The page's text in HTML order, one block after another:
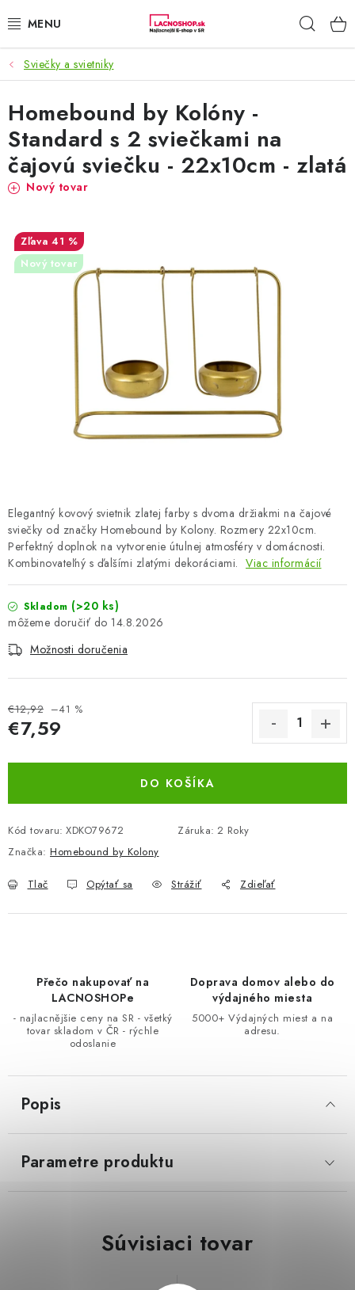
na
NAŠE AKCIE!
NAŠE NOVINKY!
POTRAVINY
DOMÁCNOSŤ
NÁBYTOK
ELEKTRO
OBLEČENIE A MÓDA
TOTÁLNA LIKVIDÁCIA
CHOVATEĽSKÉ POTREBY
DROGÉRIA A KOZMETIKA
PRE DETI
AUTO-MOTO
PRODUKTY HISTORICKE BEZ ZASOBY
BEZ ZÁSOBY, K VYŘAZENÍ (VČ. XD)
OBLEČENÍ A MÓDA
DROGERIE A KOSMETIKA
DÍLNA A STAVBA
DIELŇA A STAVBA
DOPLNKOVÝ PREDAJ
LETNÝ VÝPREDAJ
LacnoBlog
Ochrana osobných údajov
Reklamačný poriadok
Sviečky a svietniky
Elegantný kovový svietnik zlatej farby s dvoma držiakmi na čajové
sviečky od značky Homebound by Kolony. Rozmery 22x10cm.
Perfektný doplnok na vytvorenie útulnej atmosféry v domácnosti.
Kombinovateľný s ďalšími zlatými dekoráciami. Viac informácií
Skladom (>20 ks)
14.8.2026
Možnosti doručenia
€12,92 –41 %
€7,59
DO KOŠÍKA
Kód tovaru: XDKO79672 Záruka: 2 Roky
Značka: Homebound by Kolony
Tlač Opýtať sa Strážiť Zdieľať
Homebound by Kolóny -
Standard s 2 sviečkami na
čajovú sviečku - 22x10cm - zlatá
Nový tovar
41 %
Nový tovar
Přečo nakupovať na
LACNOSHOPe
- najlacnějšie ceny na SR - všetký
tovar skladom v ČR - rýchle
odoslanie
Doprava domov alebo do
výdajného miesta
5000+ Výdajných miest a na
adresu.
Popis
Parametre produktu
Súvisiaci tovar